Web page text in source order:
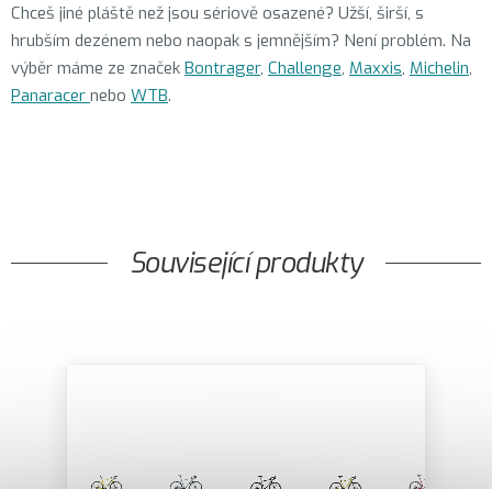
Chceš jiné pláště než jsou sériově osazené? Užší, širší, s
hrubším dezénem nebo naopak s jemnějším? Není problém. Na
výběr máme ze značek Bontrager, Challenge, Maxxis, Michelin,
Panaracer nebo WTB.
Související produkty